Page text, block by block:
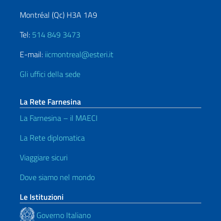
Montréal (Qc) H3A 1A9
Tel: 514 849 3473
E-mail: iicmontreal@esteri.it
Gli uffici della sede
La Rete Farnesina
La Farnesina – il MAECI
La Rete diplomatica
Viaggiare sicuri
Dove siamo nel mondo
Le Istituzioni
Governo Italiano